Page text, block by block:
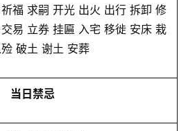
福 求嗣 开光 出火 出行 拆卸 修
易 立券 挂匾 入宅 移徙 安床 栽
破土 谢土 安葬
当日禁忌